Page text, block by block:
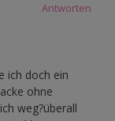
Antworten
ich doch ein
ohne
weg?überall